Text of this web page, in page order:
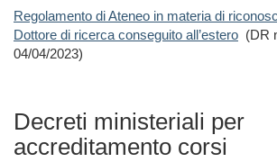
Regolamento di Ateneo in materia di
Dottore di ricerca conseguito all’estero (DR
04/04/2023)
Decreti ministeriali per
accreditamento corsi